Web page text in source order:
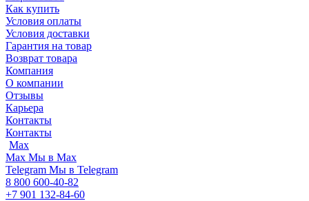
Как купить
Условия оплаты
Условия доставки
Гарантия на товар
Возврат товара
Компания
О компании
Отзывы
Карьера
Контакты
Контакты
Max
Max Мы в Max
Telegram Мы в Telegram
8 800 600-40-82
+7 901 132-84-60